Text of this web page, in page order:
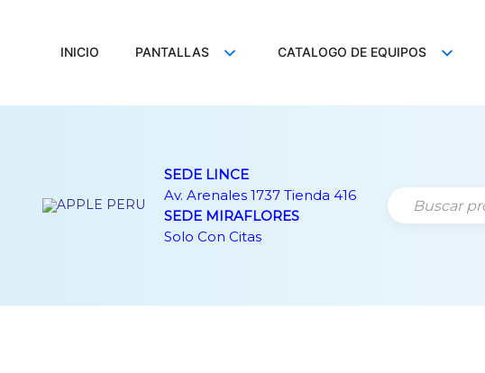
contenidoINICIO PANTALLAS CATALOGO DE EQUIPOS
SEDE LINCE
Av. Arenales 1737 Tienda 416
SEDE MIRAFLORES
Solo Con Citas